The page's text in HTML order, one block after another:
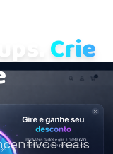
Crie
reais